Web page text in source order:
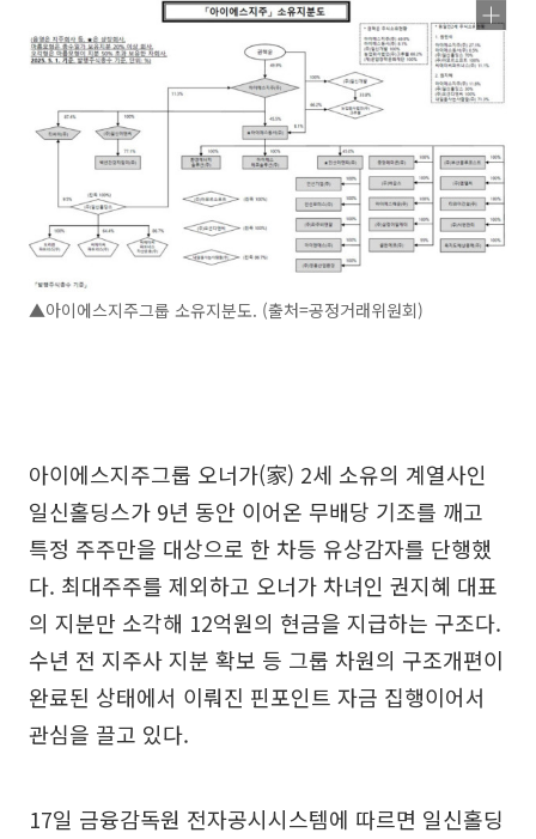
▲아이에스지주그룹 소유지분도. (출처=공정거래위원회)
아이에스지주그룹 오너가(家) 2세 소유의 계열사인
일신홀딩스가 9년 동안 이어온 무배당 기조를 깨고
특정 주주만을 대상으로 한 차등 유상감자를 단행했
다. 최대주주를 제외하고 오너가 차녀인 권지혜 대표
의 지분만 소각해 12억원의 현금을 지급하는 구조다.
수년 전 지주사 지분 확보 등 그룹 차원의 구조개편이
완료된 상태에서 이뤄진 핀포인트 자금 집행이어서
관심을 끌고 있다.
17일 금융감독원 전자공시시스템에 따르면 일신홀딩